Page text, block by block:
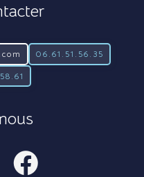
06.61.51.56.35